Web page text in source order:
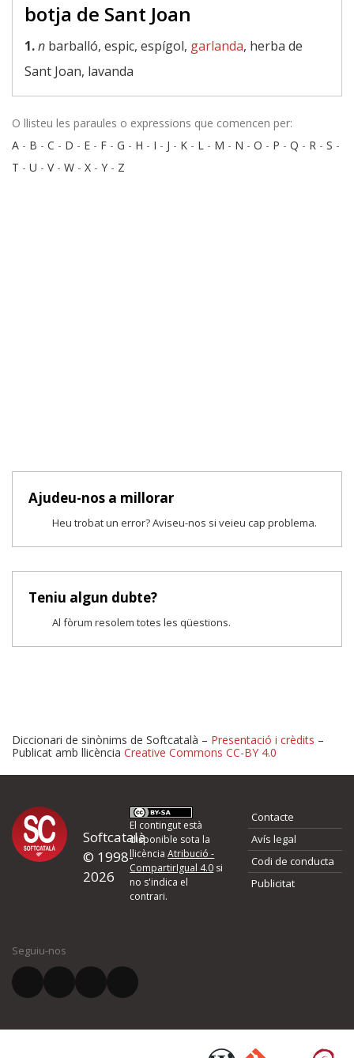
botja de Sant Joan
1.n barballó, espic, espígol, garlanda, herba de
Sant Joan, lavanda
O llisteu les paraules o expressions que comencen per:
A - B - C - D - E - F - G - H - I - J - K - L - M - N - O - P - Q - R - S -
T - U - V- W - X - Y - Z
Ajudeu-nos a millorar
Heu trobat un error? Aviseu-nos si veieu cap problema.
Teniu algun dubte?
Al fòrum resolem totes les qüestions.
Proposeu-nos millores o
d'errors
Si heu trobat un error o voleu proposar alguna millora, ompliu els
quina és la millora que proposeu o l'error del qual voleu informar-
El vostre correu electrònic *
Diccionari de sinònims de Softcatalà – Presentació i crèdits –
Publicat amb llicència Creative Commons CC-BY 4.0
Softcatalà
© 1998-
2026
El contingut està
disponible sota la
llicènciaAtribució -
CompartirIgual 4.0 si
no s'indica el
contrari.
Contacte
Avís legal
Codi de conducta
Publicitat
Seguiu-nos